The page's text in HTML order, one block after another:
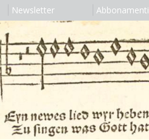
Newsletter Abbonamenti